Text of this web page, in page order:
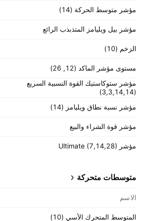
مؤشر متوسط الحركة (14)
مؤشر بيل ويليامز المتذبذب الرائع
الزخم (10)
مستوى مؤشر الماكد (12, 26)
مؤشر ستوكاستيك القوة النسبية السريع
(3,3,14,14)
مؤشر نسبة نطاق ويليامز (14)
مؤشر قوة الشراء والبيع
مؤشر Ultimate (7,14,28)
متوسطات متحركة
الاسم
المتوسط المتحرك الأسي (‎10‎)